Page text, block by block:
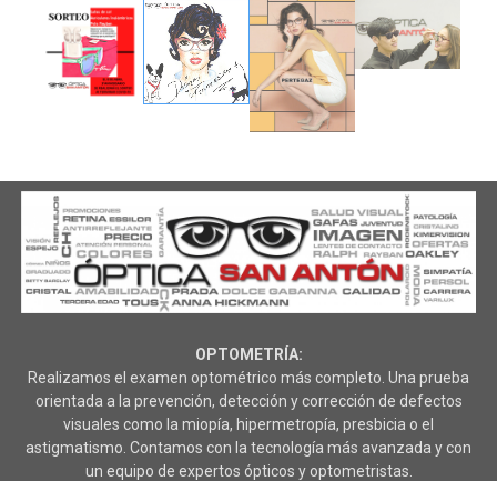
OPTOMETRÍA:
Realizamos el examen optométrico más completo. Una prueba
orientada a la prevención, detección y corrección de defectos
visuales como la miopía, hipermetropía, presbicia o el
astigmatismo. Contamos con la tecnología más avanzada y con
un equipo de expertos ópticos y optometristas.